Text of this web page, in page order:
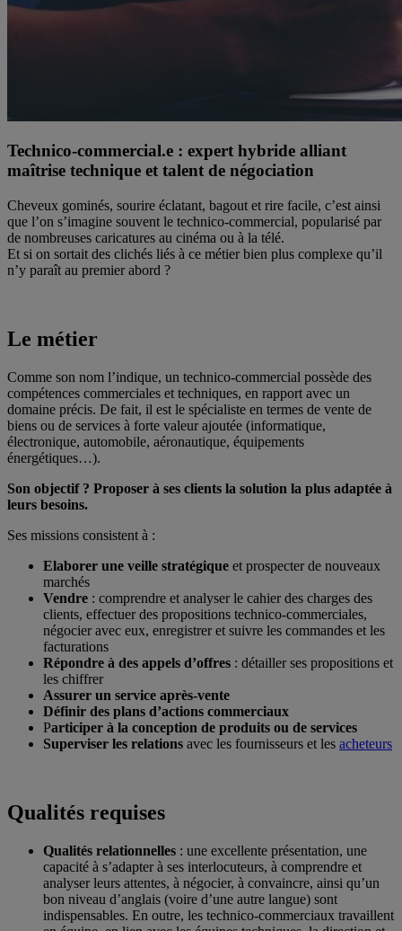
Technico-commercial.e : expert hybride alliant
maîtrise technique et talent de négociation
Cheveux gominés, sourire éclatant, bagout et rire facile, c’est ainsi
que l’on s’imagine souvent le technico-commercial, popularisé par
de nombreuses caricatures au cinéma ou à la télé.
Et si on sortait des clichés liés à ce métier bien plus complexe qu’il
n’y paraît au premier abord ?
Le métier
Comme son nom l’indique, un technico-commercial possède des
compétences commerciales et techniques, en rapport avec un
domaine précis. De fait, il est le spécialiste en termes de vente de
biens ou de services à forte valeur ajoutée (informatique,
électronique, automobile, aéronautique, équipements
énergétiques…).
Son objectif ? Proposer à ses clients la solution la plus adaptée à
leurs besoins.
Ses missions consistent à :
Elaborer une veille stratégique et prospecter de nouveaux
marchés
Vendre : comprendre et analyser le cahier des charges des
clients, effectuer des propositions technico-commerciales,
négocier avec eux, enregistrer et suivre les commandes et les
facturations
Répondre à des appels d’offres : détailler ses propositions et
les chiffrer
Assurer un service après-vente
Définir des plans d’actions commerciaux
Participer à la conception de produits ou de services
Superviser les relations avec les fournisseurs et les acheteurs
Qualités requises
Qualités relationnelles : une excellente présentation, une
capacité à s’adapter à ses interlocuteurs, à comprendre et
analyser leurs attentes, à négocier, à convaincre, ainsi qu’un
bon niveau d’anglais (voire d’une autre langue) sont
indispensables. En outre, les technico-commerciaux travaillent